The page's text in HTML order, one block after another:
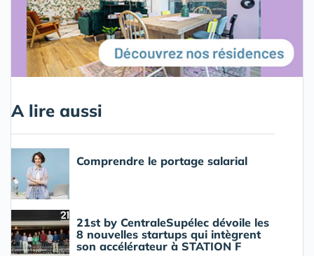
A lire aussi
Comprendre le portage salarial
21st by CentraleSupélec dévoile les
8 nouvelles startups qui intègrent
son accélérateur à STATION F